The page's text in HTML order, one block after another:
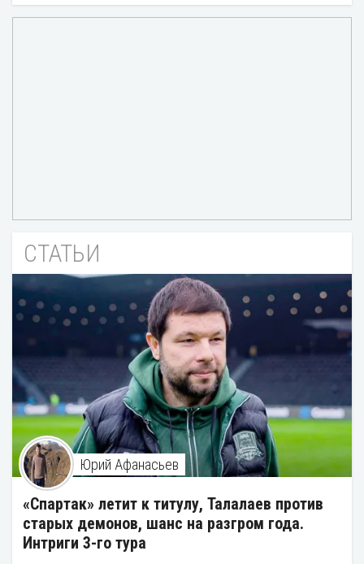
СТАТЬИ
Юрий Афанасьев
«Спартак» летит к титулу, Талалаев против
старых демонов, шанс на разгром года.
Интриги 3-го тура